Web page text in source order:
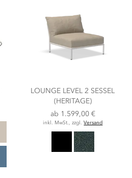
LOUNGE LEVEL 2 SESSEL
(HERITAGE)
ab 1.599,00 €
inkl. MwSt., zzgl.Versand